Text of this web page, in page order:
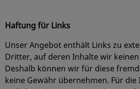
Haftung für Links
Unser Angebot enthält Links zu
Dritter, auf deren Inhalte wir
Deshalb können wir für diese
keine Gewähr übernehmen. Für